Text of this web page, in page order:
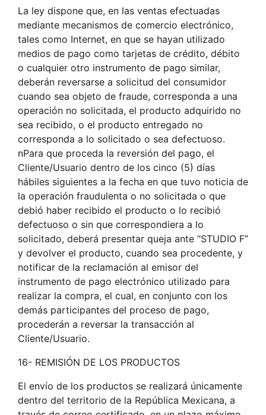
La ley dispone que, en las ventas efectuadas
mediante mecanismos de comercio electrónico,
tales como Internet, en que se hayan utilizado
medios de pago como tarjetas de crédito, débito
o cualquier otro instrumento de pago similar,
deberán reversarse a solicitud del consumidor
cuando sea objeto de fraude, corresponda a una
operación no solicitada, el producto adquirido no
sea recibido, o el producto entregado no
corresponda a lo solicitado o sea defectuoso.
nPara que proceda la reversión del pago, el
Cliente/Usuario dentro de los cinco (5) días
hábiles siguientes a la fecha en que tuvo noticia de
la operación fraudulenta o no solicitada o que
debió haber recibido el producto o lo recibió
defectuoso o sin que correspondiera a lo
solicitado, deberá presentar queja ante “STUDIO F”
y devolver el producto, cuando sea procedente, y
notificar de la reclamación al emisor del
instrumento de pago electrónico utilizado para
realizar la compra, el cual, en conjunto con los
demás participantes del proceso de pago,
procederán a reversar la transacción al
Cliente/Usuario.
16- REMISIÓN DE LOS PRODUCTOS
El envío de los productos se realizará únicamente
dentro del territorio de la República Mexicana, a